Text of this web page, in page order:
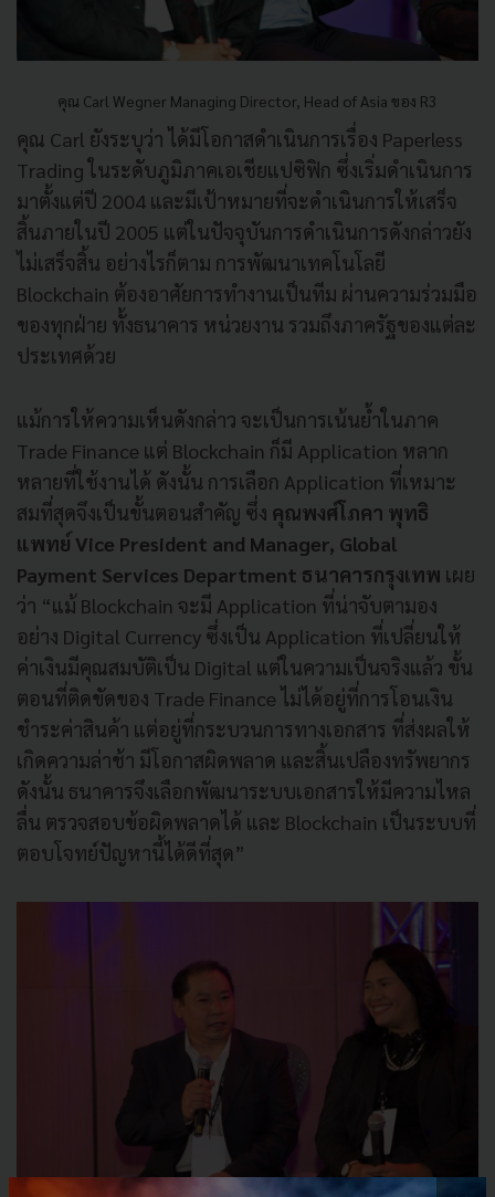
คุณ Carl Wegner Managing Director, Head of Asia ของ R3
คุณ Carl ยังระบุว่า ได้มีโอกาสดำเนินการเรื่อง Paperless
Trading ในระดับภูมิภาคเอเชียแปซิฟิก ซึ่งเริ่มดำเนินการ
มาตั้งแต่ปี 2004 และมีเป้าหมายที่จะดำเนินการให้เสร็จ
สิ้นภายในปี 2005 แต่ในปัจจุบันการดำเนินการดังกล่าวยัง
ไม่เสร็จสิ้น อย่างไรก็ตาม การพัฒนาเทคโนโลยี
Blockchain ต้องอาศัยการทำงานเป็นทีม ผ่านความร่วมมือ
ของทุกฝ่าย ทั้งธนาคาร หน่วยงาน รวมถึงภาครัฐของแต่ละ
ประเทศด้วย
แม้การให้ความเห็นดังกล่าว จะเป็นการเน้นย้ำในภาค
Trade Finance แต่ Blockchain ก็มี Application หลาก
หลายที่ใช้งานได้ ดังนั้น การเลือก Application ที่เหมาะ
สมที่สุดจึงเป็นขั้นตอนสำคัญ ซึ่ง คุณพงศ์โภคา พุทธิ
แพทย์ Vice President and Manager, Global
Payment Services Department ธนาคารกรุงเทพ เผย
ว่า “แม้ Blockchain จะมี Application ที่น่าจับตามอง
อย่าง Digital Currency ซึ่งเป็น Application ที่เปลี่ยนให้
ค่าเงินมีคุณสมบัติเป็น Digital แต่ในความเป็นจริงแล้ว ขั้น
ตอนที่ติดขัดของ Trade Finance ไม่ได้อยู่ที่การโอนเงิน
ชำระค่าสินค้า แต่อยู่ที่กระบวนการทางเอกสาร ที่ส่งผลให้
เกิดความล่าช้า มีโอกาสผิดพลาด และสิ้นเปลืองทรัพยากร
ดังนั้น ธนาคารจึงเลือกพัฒนาระบบเอกสารให้มีความไหล
ลื่น ตรวจสอบข้อผิดพลาดได้ และ Blockchain เป็นระบบที่
ตอบโจทย์ปัญหานี้ได้ดีที่สุด”